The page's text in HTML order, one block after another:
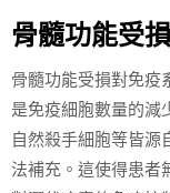
骨髓功能受
骨髓功能受損對免疫
是免疫細胞數量的減
自然殺手細胞等皆源
法補充。這使得患者